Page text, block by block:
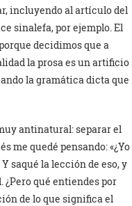
incluyendo al artículo del
sinalefa, por ejemplo. El
decidimos que a
la prosa es un artificio
la gramática dicta que
antinatural: separar el
me quedé pensando: «¿Yo
saqué la lección de eso, y
qué entiendes por
de lo que significa el